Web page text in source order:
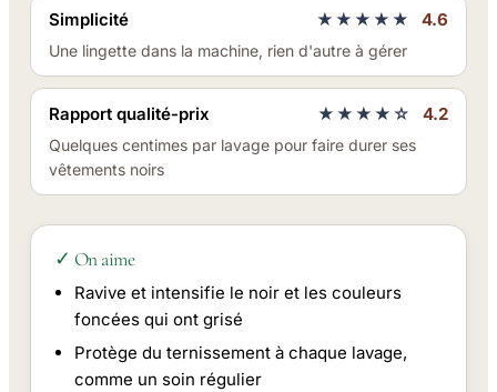
Simplicité ★★★★★ 4.6
Une lingette dans la machine, rien d'autre à gérer
Rapport qualité-prix ★★★★☆ 4.2
Quelques centimes par lavage pour faire durer ses
vêtements noirs
✓ On aime
Ravive et intensifie le noir et les couleurs
foncées qui ont grisé
Protège du ternissement à chaque lavage,
comme un soin régulier